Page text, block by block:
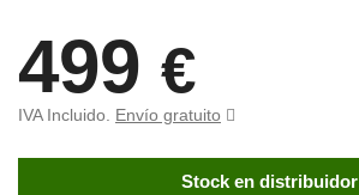
499 €
IVA Incluido. Envío gratuito
Stock en distribuidor